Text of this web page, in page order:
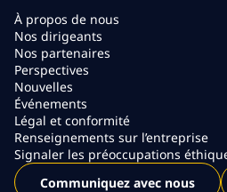
À propos de nous
Nos dirigeants
Nos partenaires
Perspectives
Nouvelles
Événements
Légal et conformité
Renseignements sur l’entreprise
Signaler les préoccupations
Communiquez avec nous